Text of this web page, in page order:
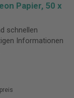
Papier, 50 x
schnellen
Informationen